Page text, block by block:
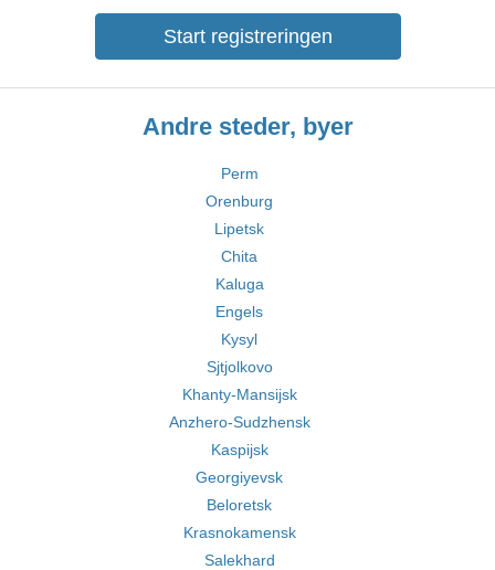
Start registreringen
Andre steder, byer
Perm
Orenburg
Lipetsk
Chita
Kaluga
Engels
Kysyl
Sjtjolkovo
Khanty-Mansijsk
Anzhero-Sudzhensk
Kaspijsk
Georgiyevsk
Beloretsk
Krasnokamensk
Salekhard